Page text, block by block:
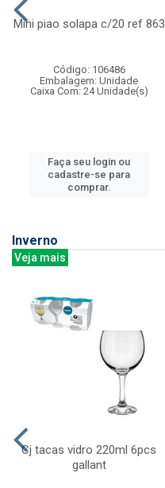
Mini piao solapa c/20 ref 863
Código: 106486
Embalagem: Unidade
Caixa Com: 24 Unidade(s)
Faça seu login ou
cadastre-se para
comprar.
Inverno
Veja mais
Cj tacas vidro 220ml 6pcs
gallant